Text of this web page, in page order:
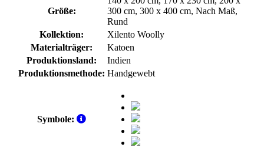
Größe:
300 cm, 300 x 400 cm, Nach Maß,
Rund
Kollektion:
Xilento Woolly
Materialträger:
Katoen
Produktionsland:
Indien
Produktionsmethode: Handgewebt
Symbole: